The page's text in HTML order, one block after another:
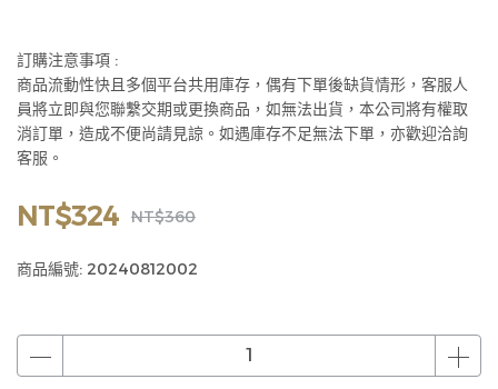
訂購注意事項 :
商品流動性快且多個平台共用庫存，偶有下單後缺貨情形，客服人
員將立即與您聯繫交期或更換商品，如無法出貨，本公司將有權取
消訂單，造成不便尚請見諒。如遇庫存不足無法下單，亦歡迎洽詢
客服。
NT$324 NT$360
商品編號: 20240812002